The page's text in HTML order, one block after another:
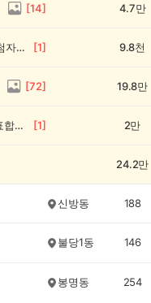
[14] 4.7만
💰[당첨자 발표] 26회차 우리 동네 정보왕 이벤트 당첨자를 발표합니다! [1] 9.8천
[72] 19.8만
💰[당첨자 발표] 우리 동네 썰전 12회차 당첨자를 발표합니다! [1] 2만
24.2만
신방동 188
불당1동 146
봉명동 254